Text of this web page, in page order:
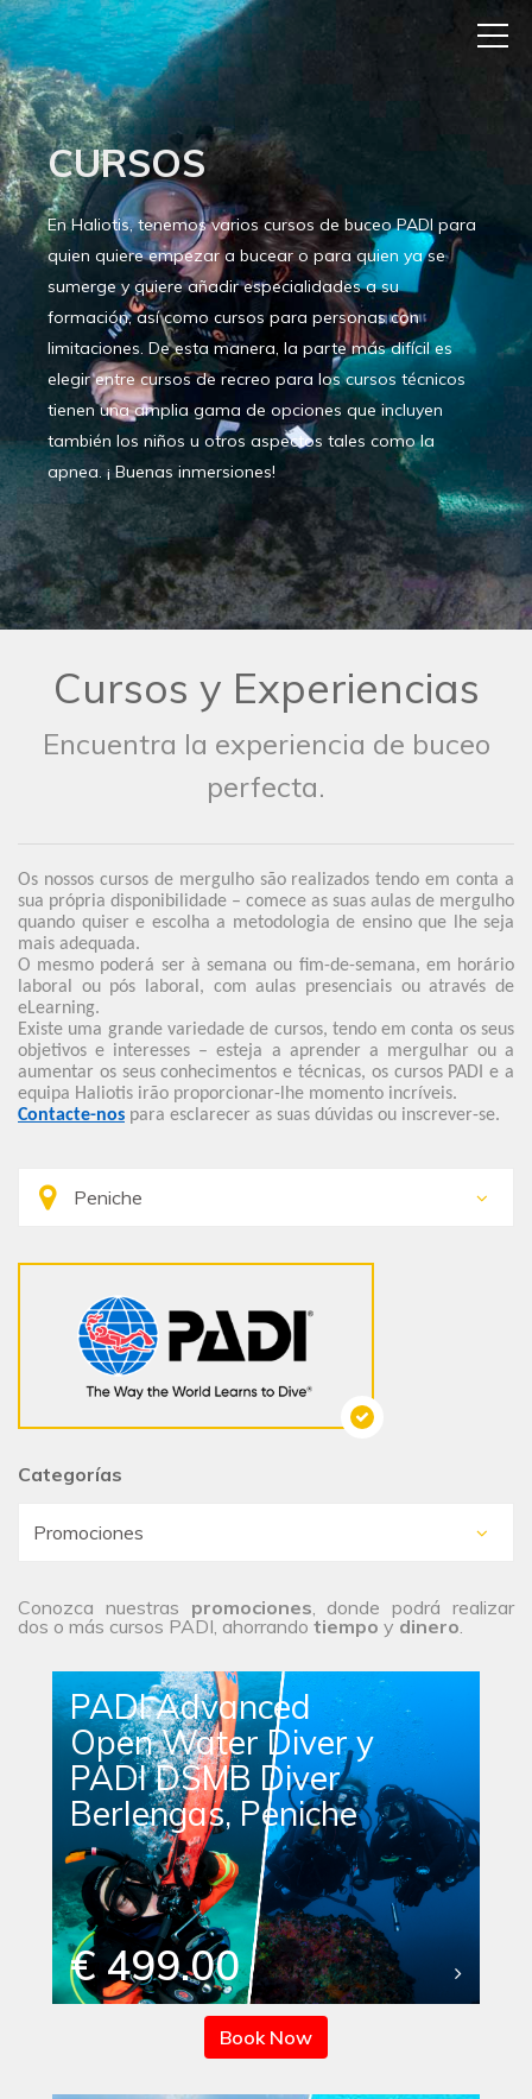
CURSOS
En Haliotis, tenemos varios cursos de buceo PADI para
quien quiere empezar a bucear o para quien ya se
sumerge y quiere añadir especialidades a su
formación, así como cursos para personas con
limitaciones. De esta manera, la parte más difícil es
elegir entre cursos de recreo para los cursos técnicos
tienen una amplia gama de opciones que incluyen
también los niños u otros aspectos tales como la
apnea. ¡ Buenas inmersiones!
Cursos y Experiencias
Encuentra la experiencia de buceo
perfecta.
Os nossos cursos de mergulho são realizados tendo em conta a
sua própria disponibilidade – comece as suas aulas de mergulho
quando quiser e escolha a metodologia de ensino que lhe seja
mais adequada.
O mesmo poderá ser à semana ou fim-de-semana, em horário
laboral ou pós laboral, com aulas presenciais ou através de
eLearning.
Existe uma grande variedade de cursos, tendo em conta os seus
objetivos e interesses – esteja a aprender a mergulhar ou a
aumentar os seus conhecimentos e técnicas, os cursos PADI e a
equipa Haliotis irão proporcionar-lhe momento incríveis.
Contacte-nos para esclarecer as suas dúvidas ou inscrever-se.
Categorías
Conozca nuestras promociones, donde podrá realizar
dos o más cursos PADI, ahorrando tiempo y dinero.
PADI Advanced
Open Water Diver y
PADI DSMB Diver
Berlengas, Peniche
€ 499.00
Book Now